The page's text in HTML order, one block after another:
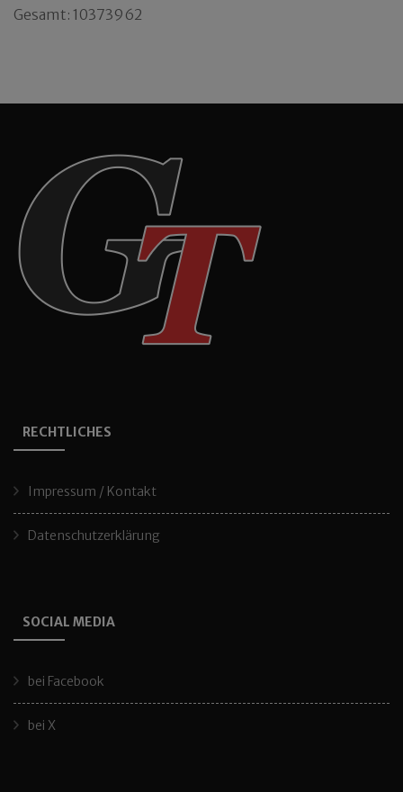
Gesamt: 10373962
RECHTLICHES
Impressum / Kontakt
Datenschutzerklärung
SOCIAL MEDIA
bei Facebook
bei X